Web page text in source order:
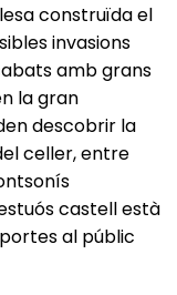
construïda el
invasions
amb grans
la gran
descobrir la
celler, entre
castell està
al públic